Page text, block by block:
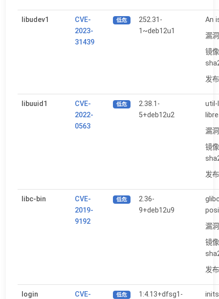
libudev1
CVE-
2023-
31439
低危
252.31-
1~deb12u1
An
漏
镜
发
libuuid1
CVE-
2022-
0563
低危
2.38.1-
5+deb12u2
util-
漏
镜
发
libc-bin
CVE-
2019-
9192
低危
2.36-
9+deb12u9
漏
镜
发
login
CVE-
低危
1:4.13+dfsg1-